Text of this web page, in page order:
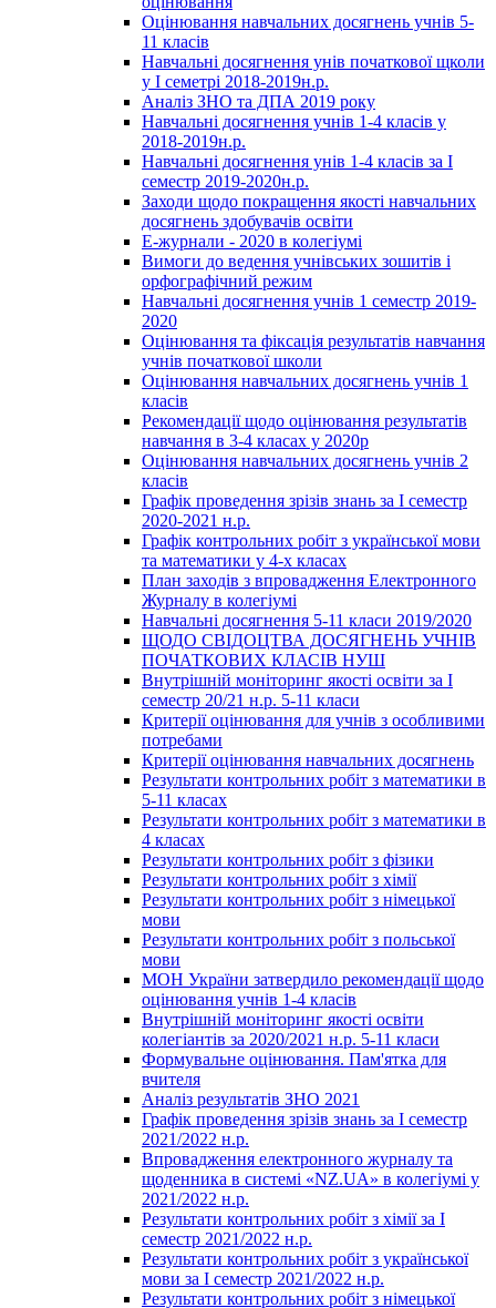
Оцінювання навчальних досягнень учнів 5-
11 класів
Навчальні досягнення унів початкової щколи
у І семетрі 2018-2019н.р.
Аналіз ЗНО та ДПА 2019 року
Навчальні досягнення учнів 1-4 класів у
2018-2019н.р.
Навчальні досягнення унів 1-4 класів за І
семестр 2019-2020н.р.
Заходи щодо покращення якості навчальних
досягнень здобувачів освіти
Е-журнали - 2020 в колегіумі
Вимоги до ведення учнівських зошитів і
орфографічний режим
Навчальні досягнення учнів 1 семестр 2019-
2020
Оцінювання та фіксація результатів навчання
учнів початкової школи
Оцінювання навчальних досягнень учнів 1
класів
Рекомендації щодо оцінювання результатів
навчання в 3-4 класах у 2020р
Оцінювання навчальних досягнень учнів 2
класів
Графік проведення зрізів знань за І семестр
2020-2021 н.р.
Графік контрольних робіт з української мови
та математики у 4-х класах
План заходів з впровадження Електронного
Журналу в колегіумі
Навчальні досягнення 5-11 класи 2019/2020
ЩОДО СВІДОЦТВА ДОСЯГНЕНЬ УЧНІВ
ПОЧАТКОВИХ КЛАСІВ НУШ
Внутрішній моніторинг якості освіти за І
семестр 20/21 н.р. 5-11 класи
Критерії оцінювання для учнів з особливими
потребами
Критерії оцінювання навчальних досягнень
Результати контрольних робіт з математики в
5-11 класах
Результати контрольних робіт з математики в
4 класах
Результати контрольних робіт з фізики
Результати контрольних робіт з хімії
Результати контрольних робіт з німецької
мови
Результати контрольних робіт з польської
мови
МОН України затвердило рекомендації щодо
оцінювання учнів 1-4 класів
Внутрішній моніторинг якості освіти
колегіантів за 2020/2021 н.р. 5-11 класи
Формувальне оцінювання. Пам'ятка для
вчителя
Аналіз результатів ЗНО 2021
Графік проведення зрізів знань за І семестр
2021/2022 н.р.
Впровадження електронного журналу та
щоденника в системі «NZ.UA» в колегіумі у
2021/2022 н.р.
Результати контрольних робіт з хімії за І
семестр 2021/2022 н.р.
Результати контрольних робіт з української
мови за І семестр 2021/2022 н.р.
Результати контрольних робіт з німецької